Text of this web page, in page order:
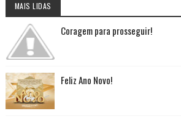
MAIS LIDAS
Coragem para prosseguir!
Feliz Ano Novo!